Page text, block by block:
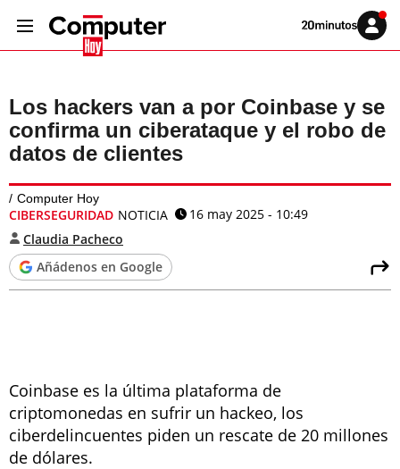
Volver
Iniciar
sesión
Los hackers van a por Coinbase y se
confirma un ciberataque y el robo de
datos de clientes
Computer Hoy
CIBERSEGURIDAD NOTICIA
16 may 2025 - 10:49
Claudia Pacheco
Añádenos en Google
Coinbase es la última plataforma de
criptomonedas en sufrir un hackeo, los
ciberdelincuentes piden un rescate de 20 millones
de dólares.